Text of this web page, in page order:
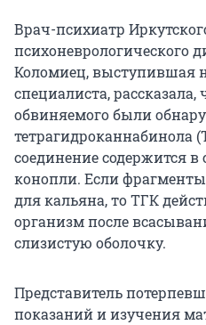
Врач-психиатр
психоневрологического
Коломиец, выступившая
специалиста, рассказала,
обвиняемого были
тетрагидроканнабинола
соединение содержится в
конопли. Если
для кальяна, то ТГК
организм после
слизистую оболочку.
Представитель
показаний и изучения